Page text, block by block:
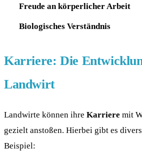
Freude an körperlicher Arbeit
Biologisches Verständnis
Karriere: Die
Landwirt
Landwirte können ihre Karriere mit
gezielt anstoßen. Hierbei gibt es
Beispiel: